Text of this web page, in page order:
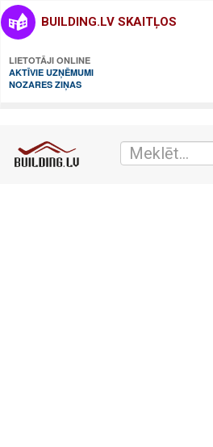
BUILDING.LV SKAITĻOS
LIETOTĀJI ONLINE
AKTĪVIE UZŅĒMUMI
NOZARES ZIŅAS